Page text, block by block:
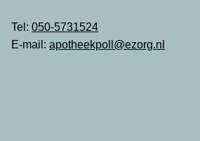
Tel: 050-5731524
E-mail: apotheekpoll@ezorg.nl